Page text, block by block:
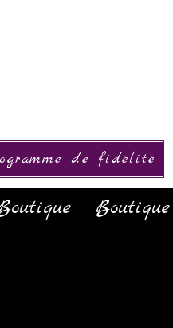
de fidélité
Boutique